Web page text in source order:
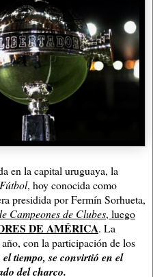
en la capital uruguaya, la
, hoy conocida como
presidida por Fermín Sorhueta,
Campeones de Clubes, luego
DE AMÉRICA. La
con la participación de los
tiempo, se convirtió en el
delcharco.